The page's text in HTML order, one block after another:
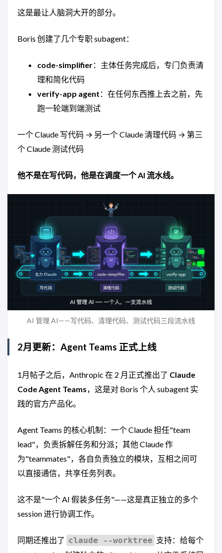
这是最让人脑洞大开的部分。
Boris 创建了几个专职 subagent：
code-simplifier：主体任务完成后，专门负责清
理和简化代码
verify-app agent ：在任何东西推上去之前，先
跑一轮端到端测试
一个 Claude 写代码 → 另一个 Claude 清理代码 → 第三
个 Claude 测试代码
他不是在写代码，他是在调度一个 AI 流水线。
AI 管理 AI——写代码、清理代码、测试代码三段流水线
2月更新：Agent Teams 正式上线
1月帖子之后，Anthropic 在 2 月正式推出了 Claude
Code Agent Teams，这是对 Boris 个人 subagent 实
践的官方产品化。
Agent Teams 的核心机制：一个 Claude 担任"team
lead"，负责拆解任务和分派；其他 Claude 作
为"teammates"，各自负责独立的模块，互相之间可
以直接通信，共享任务列表。
这不是"一个 AI 假装多任务"——这是真正独立的多个
session 进行协调工作。
同期还推出了 claude --worktree 支持：给每个